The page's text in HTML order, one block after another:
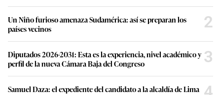
Un Niño furioso amenaza Sudamérica: así se preparan los
países vecinos
2
Diputados 2026-2031: Esta es la experiencia, nivel académico y
perfil de la nueva Cámara Baja del Congreso
3
Samuel Daza: el expediente del candidato a la alcaldía de Lima